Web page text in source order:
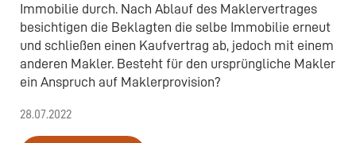
Immobilie durch. Nach Ablauf des Maklervertrages
besichtigen die Beklagten die selbe Immobilie erneut
und schließen einen Kaufvertrag ab, jedoch mit einem
anderen Makler. Besteht für den ursprüngliche Makler
ein Anspruch auf Maklerprovision?
28.07.2022